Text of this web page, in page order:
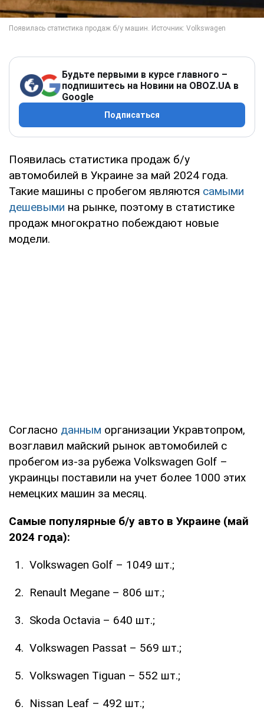
Будьте первыми в курсе главного –
подпишитесь на Новини на OBOZ.UA в
Google
Подписаться
Появилась статистика продаж б/у
автомобилей в Украине за май 2024 года.
Такие машины с пробегом являются самыми
дешевыми на рынке, поэтому в статистике
продаж многократно побеждают новые
модели.
Согласно данным организации Укравтопром,
возглавил майский рынок автомобилей с
пробегом из-за рубежа Volkswagen Golf –
украинцы поставили на учет более 1000 этих
немецких машин за месяц.
Самые популярные б/у авто в Украине (май
2024 года):
Volkswagen Golf – 1049 шт.;
Renault Megane – 806 шт.;
Skoda Octavia – 640 шт.;
Volkswagen Passat – 569 шт.;
Volkswagen Tiguan – 552 шт.;
Nissan Leaf – 492 шт.;